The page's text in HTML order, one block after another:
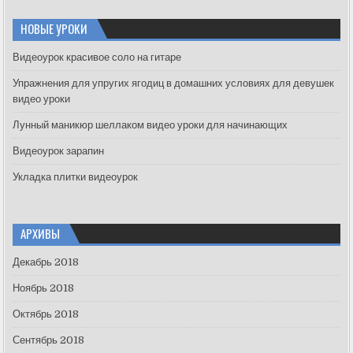
h
f
r
:
НОВЫЕ УРОКИ
Видеоурок красивое соло на гитаре
Упражнения для упругих ягодиц в домашних условиях для девушек
видео уроки
Лунный маникюр шеллаком видео уроки для начинающих
Видеоурок зарапин
Укладка плитки видеоурок
АРХИВЫ
Декабрь 2018
Ноябрь 2018
Октябрь 2018
Сентябрь 2018